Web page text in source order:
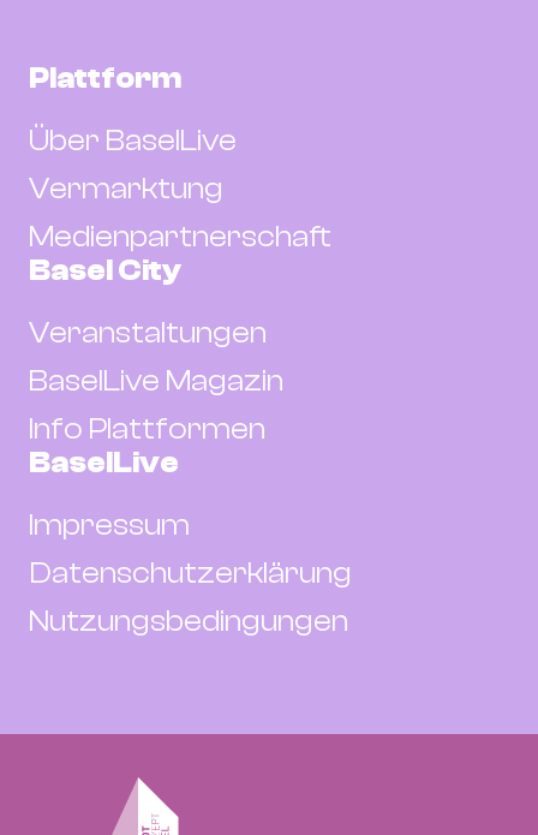
Plattform
Über BaselLive
Vermarktung
Medienpartnerschaft
Basel City
Veranstaltungen
BaselLive Magazin
Info Plattformen
BaselLive
Impressum
Datenschutzerklärung
Nutzungsbedingungen